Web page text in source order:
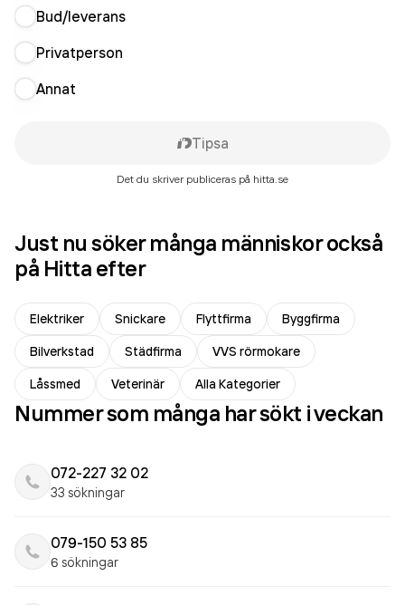
Bud/leverans
Privatperson
Annat
Tipsa
Det du skriver publiceras på hitta.se
Just nu söker många människor också
på Hitta efter
Elektriker Snickare Flyttfirma
Byggfirma
Bilverkstad
Städfirma
VVS rörmokare
Låssmed
Veterinär Alla Kategorier
Nummer som många har sökt i veckan
072-227 32 02
33 sökningar
079-150 53 85
6 sökningar